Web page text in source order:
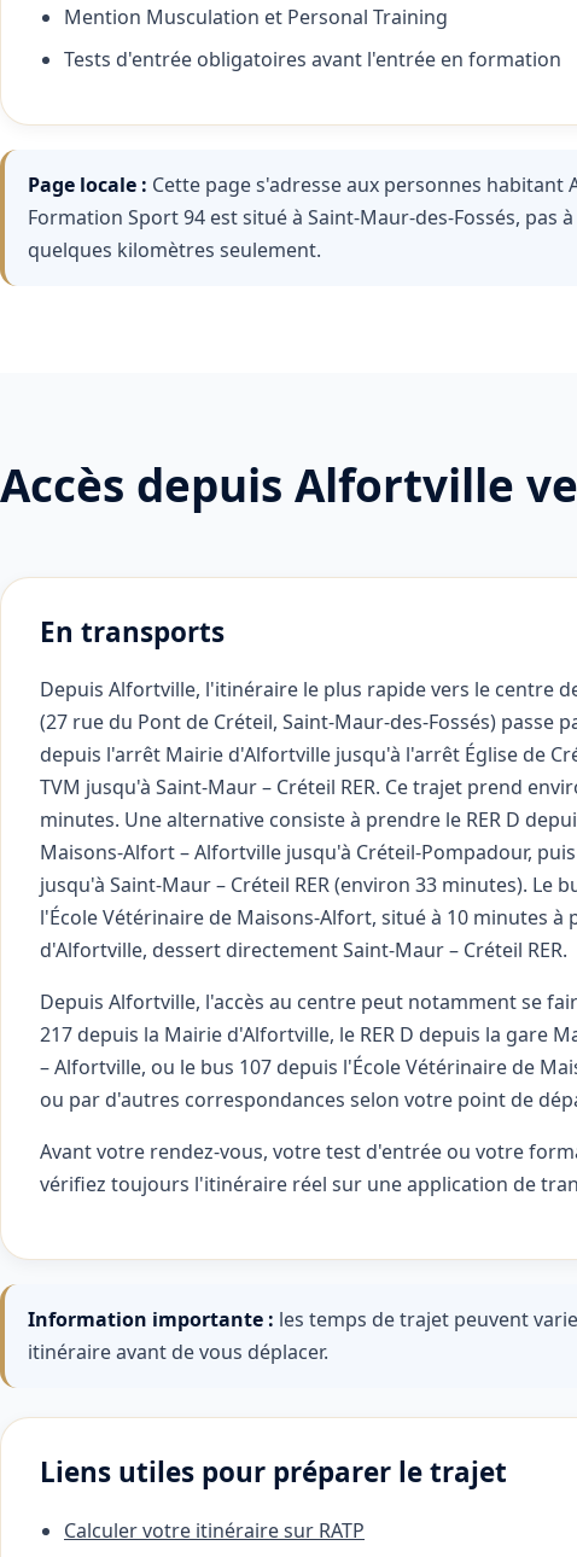
Mention Musculation et Personal Training
Tests d'entrée obligatoires avant l'entrée en formation
Page locale : Cette page s'adresse aux personnes
Formation Sport 94 est situé à Saint-Maur-des-Fossés,
quelques kilomètres seulement.
Accès depuis Alfortville
En transports
Depuis Alfortville, l'itinéraire le plus rapide vers le centre
(27 rue du Pont de Créteil, Saint-Maur-des-Fossés) passe
depuis l'arrêt Mairie d'Alfortville jusqu'à l'arrêt Église de
TVM jusqu'à Saint-Maur – Créteil RER. Ce trajet prend
minutes. Une alternative consiste à prendre le RER D
Maisons-Alfort – Alfortville jusqu'à Créteil-Pompadour, puis
jusqu'à Saint-Maur – Créteil RER (environ 33 minutes). Le
l'École Vétérinaire de Maisons-Alfort, situé à 10 minutes à
d'Alfortville, dessert directement Saint-Maur – Créteil RER.
Depuis Alfortville, l'accès au centre peut notamment se
217 depuis la Mairie d'Alfortville, le RER D depuis la gare
– Alfortville, ou le bus 107 depuis l'École Vétérinaire de
ou par d'autres correspondances selon votre point de
Avant votre rendez-vous, votre test d'entrée ou votre
vérifiez toujours l'itinéraire réel sur une application de
Information importante : les temps de trajet peuvent
itinéraire avant de vous déplacer.
Liens utiles pour préparer le trajet
Calculer votre itinéraire sur RATP